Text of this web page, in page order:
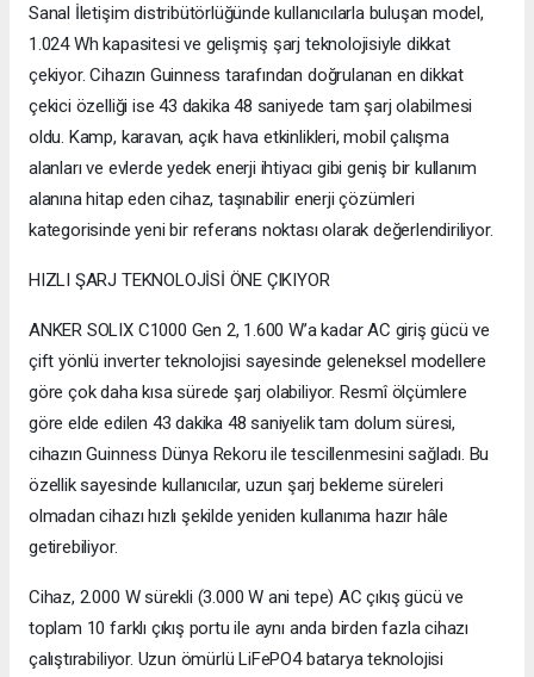
Sanal İletişim distribütörlüğünde kullanıcılarla buluşan model,
1.024 Wh kapasitesi ve gelişmiş şarj teknolojisiyle dikkat
çekiyor. Cihazın Guinness tarafından doğrulanan en dikkat
çekici özelliği ise 43 dakika 48 saniyede tam şarj olabilmesi
oldu. Kamp, karavan, açık hava etkinlikleri, mobil çalışma
alanları ve evlerde yedek enerji ihtiyacı gibi geniş bir kullanım
alanına hitap eden cihaz, taşınabilir enerji çözümleri
kategorisinde yeni bir referans noktası olarak değerlendiriliyor.
HIZLI ŞARJ TEKNOLOJİSİ ÖNE ÇIKIYOR
ANKER SOLIX C1000 Gen 2, 1.600 W’a kadar AC giriş gücü ve
çift yönlü inverter teknolojisi sayesinde geleneksel modellere
göre çok daha kısa sürede şarj olabiliyor. Resmî ölçümlere
göre elde edilen 43 dakika 48 saniyelik tam dolum süresi,
cihazın Guinness Dünya Rekoru ile tescillenmesini sağladı. Bu
özellik sayesinde kullanıcılar, uzun şarj bekleme süreleri
olmadan cihazı hızlı şekilde yeniden kullanıma hazır hâle
getirebiliyor.
Cihaz, 2.000 W sürekli (3.000 W ani tepe) AC çıkış gücü ve
toplam 10 farklı çıkış portu ile aynı anda birden fazla cihazı
çalıştırabiliyor. Uzun ömürlü LiFePO4 batarya teknolojisi